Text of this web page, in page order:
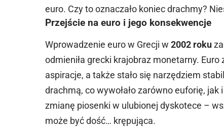
euro. Czy to oznaczało koniec drachmy?
Przejście na euro i jego konsekwencje
Wprowadzenie euro w Grecji w2002 roku
odmieniła grecki krajobraz monetarny.
aspiracje, a także stało się narzędziem
drachmą, co wywołało zarówno euforię,
zmianę piosenki w ulubionej dyskotece –
może być dość… krępująca.